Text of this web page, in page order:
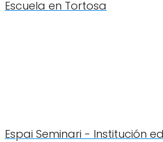
Escuela en Tortosa
Espai Seminari - Institución